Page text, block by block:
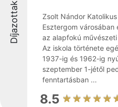
Díjazottak
Zsolt Nándor
Esztergom városában
az alapfokú
Az iskola története
1937-ig és 1962-ig
szeptember 1-jétől
fenntartásban ...
8.5